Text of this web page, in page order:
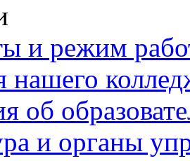
и режим
нашего
об
и органы